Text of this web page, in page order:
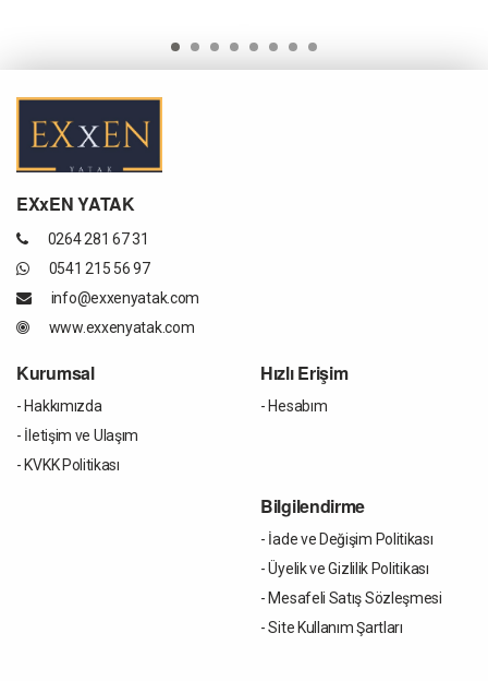
EXxEN YATAK
0264 281 67 31
0541 215 56 97
info@exxenyatak.com
www.exxenyatak.com
Kurumsal
- Hakkımızda
- İletişim ve Ulaşım
- KVKK Politikası
Hızlı Erişim
- Hesabım
Bilgilendirme
- İade ve Değişim Politikası
- Üyelik ve Gizlilik Politikası
- Mesafeli Satış Sözleşmesi
- Site Kullanım Şartları